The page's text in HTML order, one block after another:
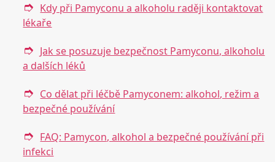
Kdy při Pamyconu a alkoholu raději kontaktovat
lékaře
Jak se posuzuje bezpečnost Pamyconu, alkoholu
a dalších léků
Co dělat při léčbě Pamyconem: alkohol, režim a
bezpečné používání
FAQ: Pamycon, alkohol a bezpečné používání při
infekci